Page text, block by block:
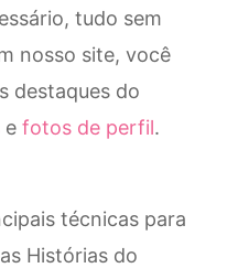
tudo sem
nosso site, você
destaques do
e fotos de perfil.
técnicas para
Histórias do